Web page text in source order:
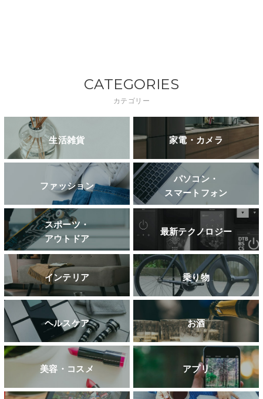
CATEGORIES
カテゴリー
生活雑貨 家電・カメラ
ファッション
パソコン・
スマートフォン
スポーツ・
アウトドア
最新テクノロジー
インテリア 乗り物
ヘルスケア お酒
美容・コスメ アプリ